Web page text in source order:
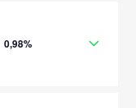
0,98%